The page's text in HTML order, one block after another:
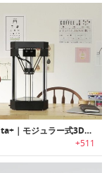
FLUX Delta+｜モジュラー式3Dプリンター
+511